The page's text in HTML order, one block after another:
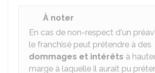
À noter
En cas de non-respect d'un
le franchisé peut prétendre à des
dommages et intérêts à
marge à laquelle il aurait pu